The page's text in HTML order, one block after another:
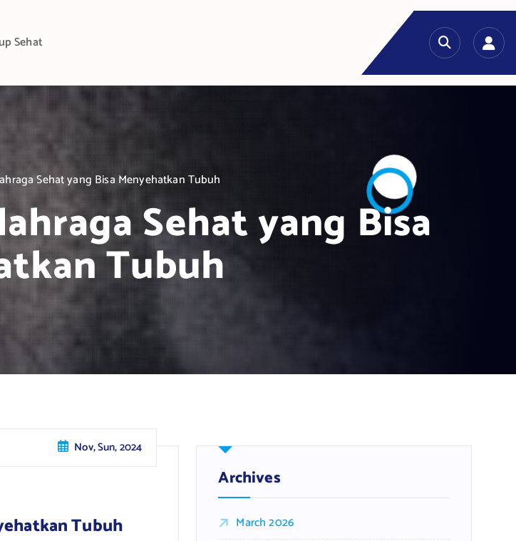
Sehat
Sehat yang Bisa Menyehatkan Tubuh
Sehat yang Bisa
Tubuh
Nov, Sun, 2024
Tubuh
Archives
March 2026